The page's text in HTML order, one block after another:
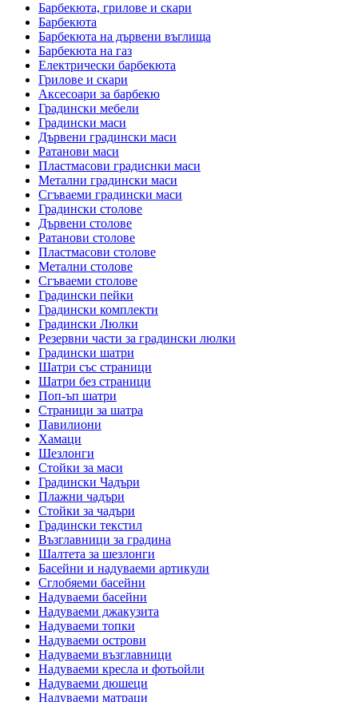
Барбекюта, грилове и скари
Барбекюта
Барбекюта на дървени въглища
Барбекюта на газ
Електрически барбекюта
Грилове и скари
Аксесоари за барбекю
Градински мебели
Градински маси
Дървени градински маси
Ратанови маси
Пластмасови градиснки маси
Метални градински маси
Сгъваеми градински маси
Градински столове
Дървени столове
Ратанови столове
Пластмасови столове
Метални столове
Сгъваеми столове
Градински пейки
Градински комплекти
Градински Люлки
Резервни части за градински люлки
Градински шатри
Шатри със страници
Шатри без страници
Поп-ъп шатри
Страници за шатра
Павилиони
Хамаци
Шезлонги
Стойки за маси
Градински Чадъри
Плажни чадъри
Стойки за чадъри
Градински текстил
Възглавници за градина
Шалтета за шезлонги
Басейни и надуваеми артикули
Сглобяеми басейни
Надуваеми басейни
Надуваеми джакузита
Надуваеми топки
Надуваеми острови
Надуваеми възглавници
Надуваеми кресла и фотьойли
Надуваеми дюшеци
Надуваеми матраци